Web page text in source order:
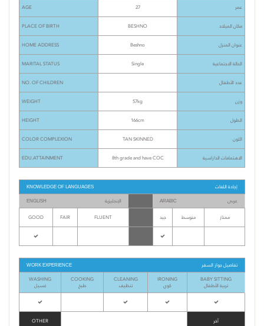
AGE 27 عمر
PLACE OF BIRTH BESHNO مكان الميلاد
HOME ADDRESS Beshno عنوان المنزل
MARITAL STATUS Single الحالة الاجتماعية
NO. OF CHILDREN عدد الأطفال
WEIGHT 57kg وزن
HEIGHT 166cm الطول
COLOR COMPLEXION TAN SKINNED اللون
EDU.ATTAINMENT 8th grade and have COC الاهتمامات الداراسية
KNOWLEDGE OF LANGUAGES إجادة اللغات
ENGLISH الإنجليزية ARABIC
عربى
GOOD
FAIR FLUENT جيد متوسط ممتاز
WORK EXPERIENCE
تفاصيل جواز السفر
WASHING
غسيل
COOKING
طبخ
CLEANING
تنظيف
IRONING
كوي
BABY SITTING
تربية الأطفال
OTHER آخر